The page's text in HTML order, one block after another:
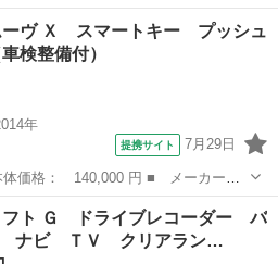
アトレー ■ グレード名： ＲＳ
スライドドア クリアランスソナ
ーヴ Ｘ スマートキー プッシュ
検整備付）
年
提携サイト 7月29日
ーヴ ■ グレード名： Ｘ スマー
気量： 660cc ■ ドア枚数： 5D
フト Ｇ ドライブレコーダー バ
ナビ ＴＶ クリアラン…